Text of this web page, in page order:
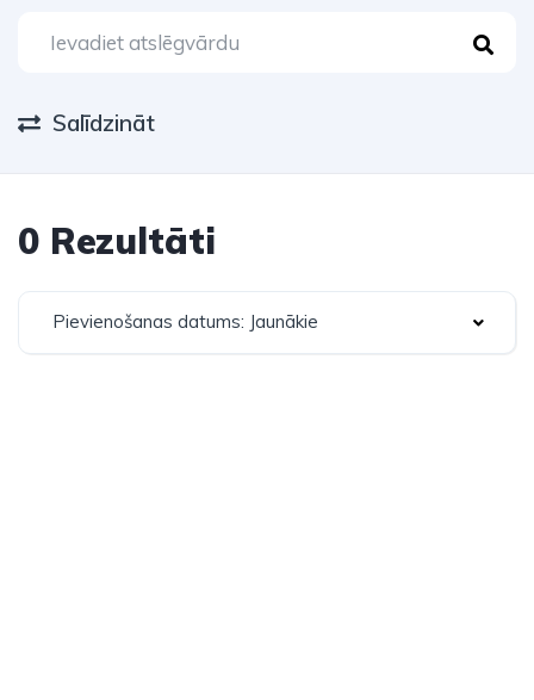
Salīdzināt
0 Rezultāti
Pievienošanas datums: Jaunākie